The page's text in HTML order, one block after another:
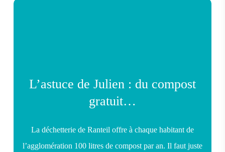
L’astuce de Julien : du compost
gratuit…
La déchetterie de Ranteil offre à chaque habitant de
l’agglomération 100 litres de compost par an. Il faut juste